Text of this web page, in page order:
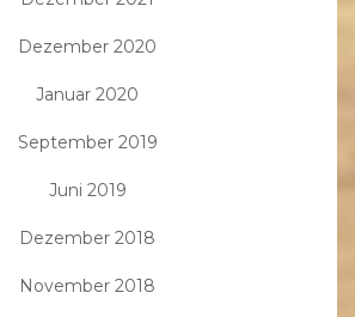
Dezember 2020
Januar 2020
September 2019
Juni 2019
Dezember 2018
November 2018